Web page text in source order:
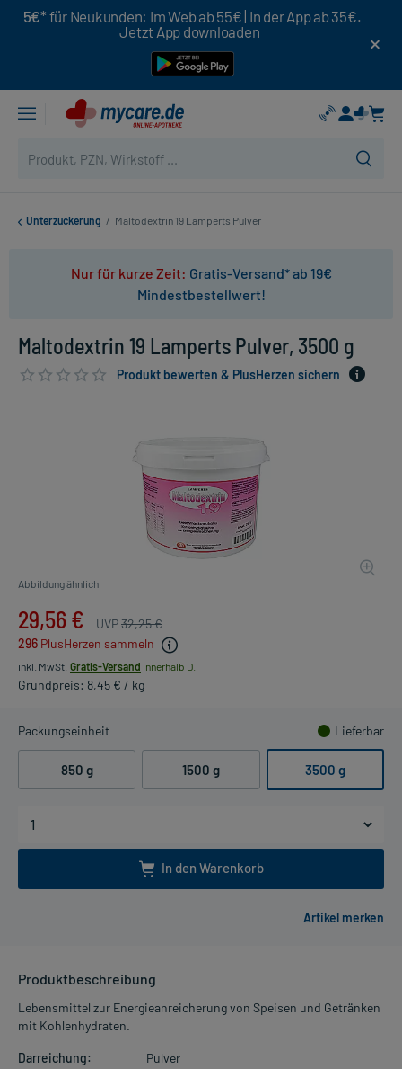
5€* für Neukunden: Im Web ab 55€ | In der App ab 35€.
Jetzt App downloaden
Unterzuckerung / Maltodextrin 19 Lamperts Pulver
Nur für kurze Zeit: Gratis-Versand* ab 19€
Mindestbestellwert!
Maltodextrin 19 Lamperts Pulver, 3500 g
Produkt bewerten & PlusHerzen sichern
Abbildung ähnlich
29,56 € UVP32,25 €
296 PlusHerzen sammeln
inkl. MwSt. Gratis-Versand innerhalb D.
Grundpreis: 8,45 € / kg
Packungseinheit Lieferbar
850 g 1500 g 3500 g
In den Warenkorb
Produktbeschreibung
Lebensmittel zur Energieanreicherung von Speisen und Getränken
mit Kohlenhydraten.
Darreichung:
Pulver